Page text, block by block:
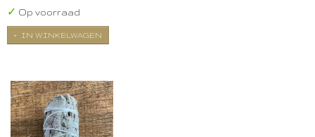
✓ Op voorraad
IN WINKELWAGEN